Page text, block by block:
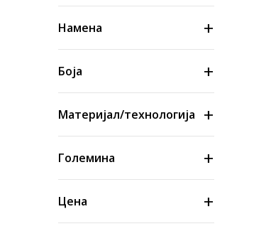
Намена
Боја
Материјал/технологија
Големина
Цена